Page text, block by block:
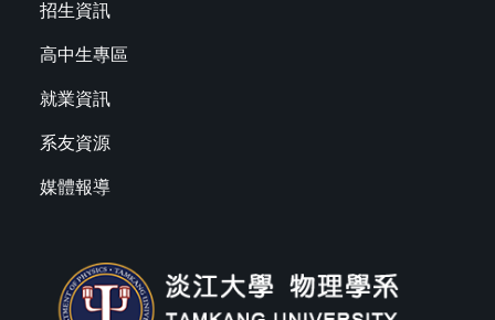
招生資訊
高中生專區
就業資訊
系友資源
媒體報導